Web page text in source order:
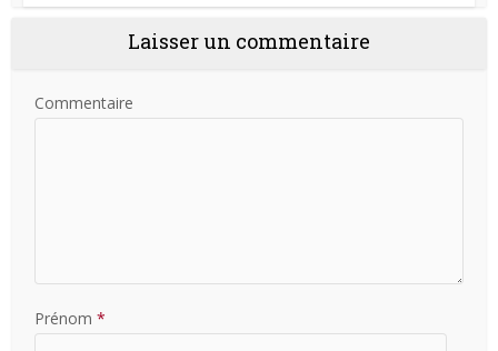
Laisser un commentaire
Commentaire
Prénom *